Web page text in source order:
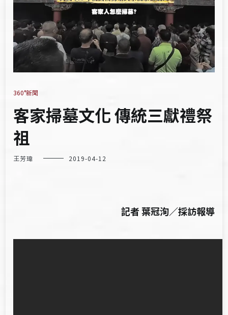
360°新聞
客家掃墓文化 傳統三獻禮祭
祖
王芳瑋 2019-04-12
記者 葉冠洵／採訪報導